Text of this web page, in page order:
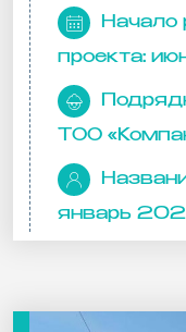
Начало
проекта:
ТОО
январь